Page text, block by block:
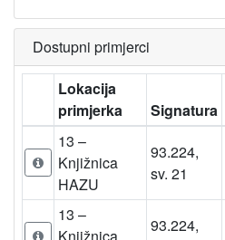
Dostupni primjerci
Lokacija
primjerka
Signatura
13 –
Knjižnica
HAZU
93.224,
sv. 21
13 –
93.224,